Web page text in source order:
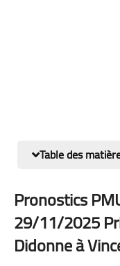
Table des
Pronostics
29/11/2025
Didonne à